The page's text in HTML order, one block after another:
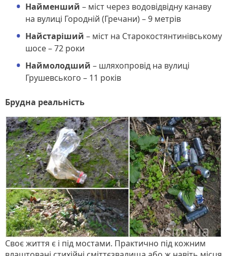
Найменший – міст через водовідвідну канаву
на вулиці Городній (Гречани) – 9 метрів
Найстаріший – міст на Старокостянтинівському
шосе – 72 роки
Наймолодший – шляхопровід на вулиці
Грушевського – 11 років
Брудна реальність
Своє життя є і під мостами. Практично під кожним